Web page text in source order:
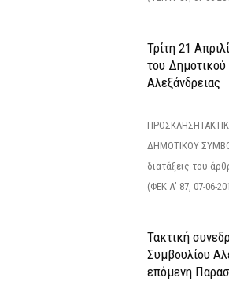
Τρίτη 21
του
Αλεξάνδρειας
ΔΗΜΟΤΙΚΟΥ
διατάξεις του
(ΦΕΚ Α’ 87, 07-06-
Τακτική
Συμβουλίου
επόμενη